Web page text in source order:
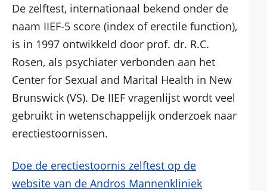
De zelftest, internationaal bekend onder de
naam IIEF-5 score (index of erectile function),
is in 1997 ontwikkeld door prof. dr. R.C.
Rosen, als psychiater verbonden aan het
Center for Sexual and Marital Health in New
Brunswick (VS). De IIEF vragenlijst wordt veel
gebruikt in wetenschappelijk onderzoek naar
erectiestoornissen.
Doe de erectiestoornis zelftest op de
website van de Andros Mannenkliniek